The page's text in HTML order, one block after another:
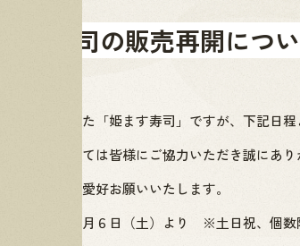
ます寿司の販売再開につ
を自粛していた「姫ます寿司」ですが、下記日
期間中においては皆様にご協力いただき誠にあり
も変わらぬご愛好お願いいたします。
再開期日：６月６日（土）より ※土日祝、個数